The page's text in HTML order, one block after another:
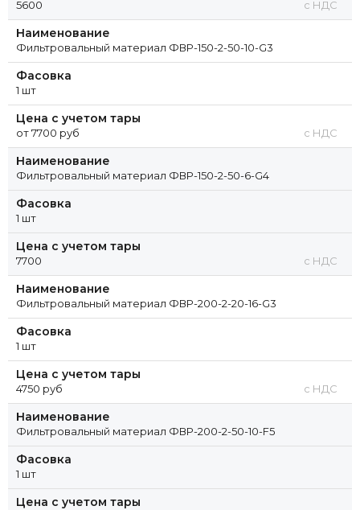
5600 с НДС
Наименование
Фильтровальный материал ФВР-150-2-50-10-G3
Фасовка
1 шт
Цена с учетом тары
от 7700 руб с НДС
Наименование
Фильтровальный материал ФВР-150-2-50-6-G4
Фасовка
1 шт
Цена с учетом тары
7700 с НДС
Наименование
Фильтровальный материал ФВР-200-2-20-16-G3
Фасовка
1 шт
Цена с учетом тары
4750 руб с НДС
Наименование
Фильтровальный материал ФВР-200-2-50-10-F5
Фасовка
1 шт
Цена с учетом тары